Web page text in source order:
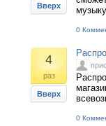
Вверх
0
4
раз
Вверх
0